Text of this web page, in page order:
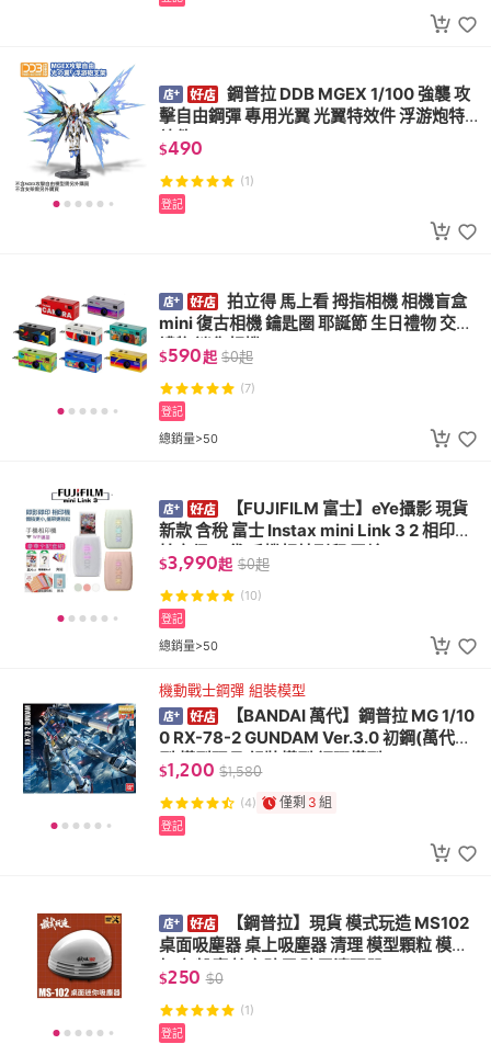
鋼普拉 DDB MGEX 1/100 強襲 攻
擊自由鋼彈 專用光翼 光翼特效件 浮游炮特
效件 DDB022
$490
(1)
登記
拍立得 馬上看 拇指相機 相機盲盒
mini 復古相機 鑰匙圈 耶誕節 生日禮物 交換
禮物 迷你相機
$590起 $0起
(7)
總銷量>50
登記
【FUJIFILM 富士】eYe攝影 現貨
新款 含稅 富士 Instax mini Link 3 2 相印機
拍立得 口袋 手機相片列印 平輸
$3,990起 $0起
(10)
總銷量>50
登記
機動戰士鋼彈 組裝模型
【BANDAI 萬代】鋼普拉 MG 1/10
0 RX-78-2 GUNDAM Ver.3.0 初鋼(萬代模
型 模型玩具 組裝模型 鋼彈模型)
$1,200 $1,580
(4) 僅剩 3 組
登記
【鋼普拉】現貨 模式玩造 MS102
桌面吸塵器 桌上吸塵器 清理 模型顆粒 模型
打磨 粉塵 擦布碎屑 碎屑清理器
$250 $0
(1)
登記